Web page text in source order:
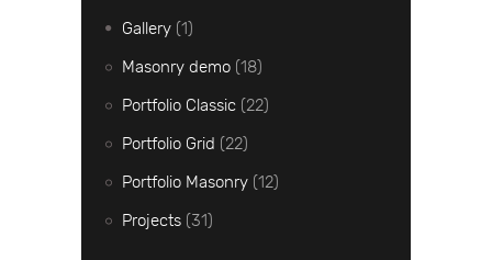
Gallery (1)
Masonry demo (18)
Portfolio Classic (22)
Portfolio Grid (22)
Portfolio Masonry (12)
Projects (31)